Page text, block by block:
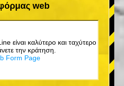
web
είναι καλύτερο και ταχύτερο
την κράτηση.
Form Page